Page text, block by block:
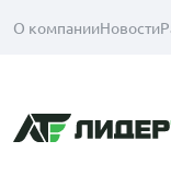
О компанииНовости